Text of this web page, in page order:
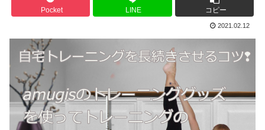
Pocket LINE コピー
2021.02.12